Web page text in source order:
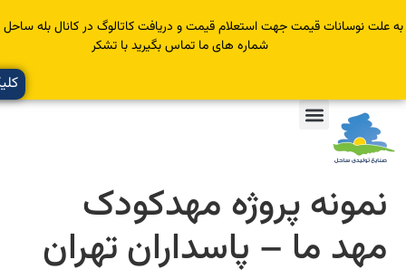
قیمت جهت استعلام قیمت و دریافت کاتالوگ در کانال بله ساحل عضو یا با
شماره های ما تماس بگیرید با تشکر
کلیک کنید
پروژه مهدکودک
ما – پاسداران تهران